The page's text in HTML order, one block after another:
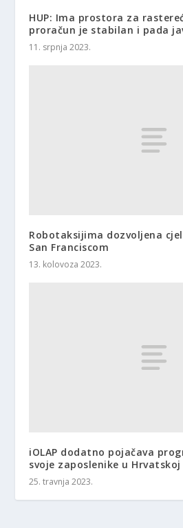
HUP: Ima prostora za
proračun je stabilan i pada
11. srpnja 2023.
Robotaksijima dozvoljena
San Franciscom
13. kolovoza 2023.
iOLAP dodatno pojačava
svoje zaposlenike u Hrvatskoj
25. travnja 2023.